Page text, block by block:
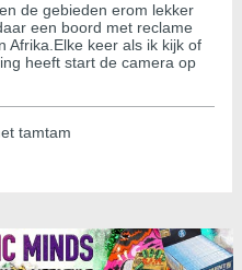
de gebieden erom lekker
een boord met reclame
Afrika.Elke keer als ik kijk of
heeft start de camera op
tamtam